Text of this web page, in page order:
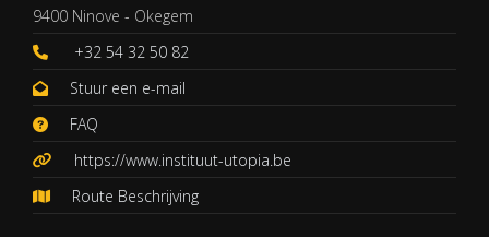
9400 Ninove - Okegem
+32 54 32 50 82
Stuur een e-mail
FAQ
https://www.instituut-utopia.be
Route Beschrijving